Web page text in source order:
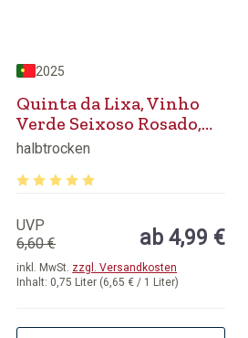
2025
Quinta da Lixa, Vinho
Verde Seixoso Rosado,
DOC Minho
halbtrocken
Inhalt: 0,75 Liter (6,65 € / 1 Liter)
inkl. MwSt. zzgl. Versandkosten
UVP
6,60 €
ab 4,99 €